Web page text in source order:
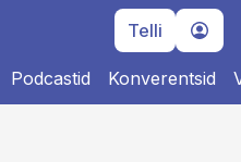
Telli
Podcastid Konverentsid